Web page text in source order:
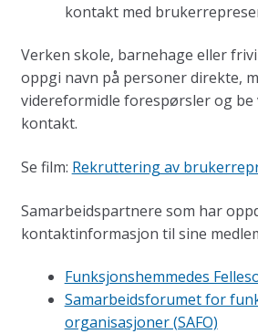
kontakt med
Verken skole, barnehage eller
oppgi navn på personer direkte,
videreformidle forespørsler og be
kontakt.
Se film: Rekruttering av
Samarbeidspartnere som har
kontaktinformasjon til sine
Funksjonshemmedes
Samarbeidsforumet for
organisasjoner (SAFO)